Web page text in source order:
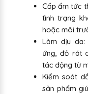
Cấp ẩm tức
tình trạng
hoặc môi
Làm dịu da:
ứng, đỏ rát
tác động từ
Kiểm soát
sản phẩm